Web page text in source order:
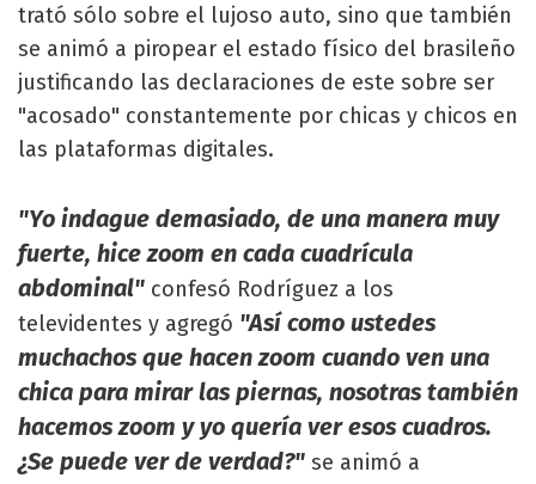
trató sólo sobre el lujoso auto, sino que también
se animó a piropear el estado físico del brasileño
justificando las declaraciones de este sobre ser
"acosado" constantemente por chicas y chicos en
las plataformas digitales.
"Yo indague demasiado, de una manera muy
fuerte, hice zoom en cada cuadrícula
abdominal" confesó Rodríguez a los
televidentes y agregó "Así como ustedes
muchachos que hacen zoom cuando ven una
chica para mirar las piernas, nosotras también
hacemos zoom y yo quería ver esos cuadros.
¿Se puede ver de verdad?" se animó a